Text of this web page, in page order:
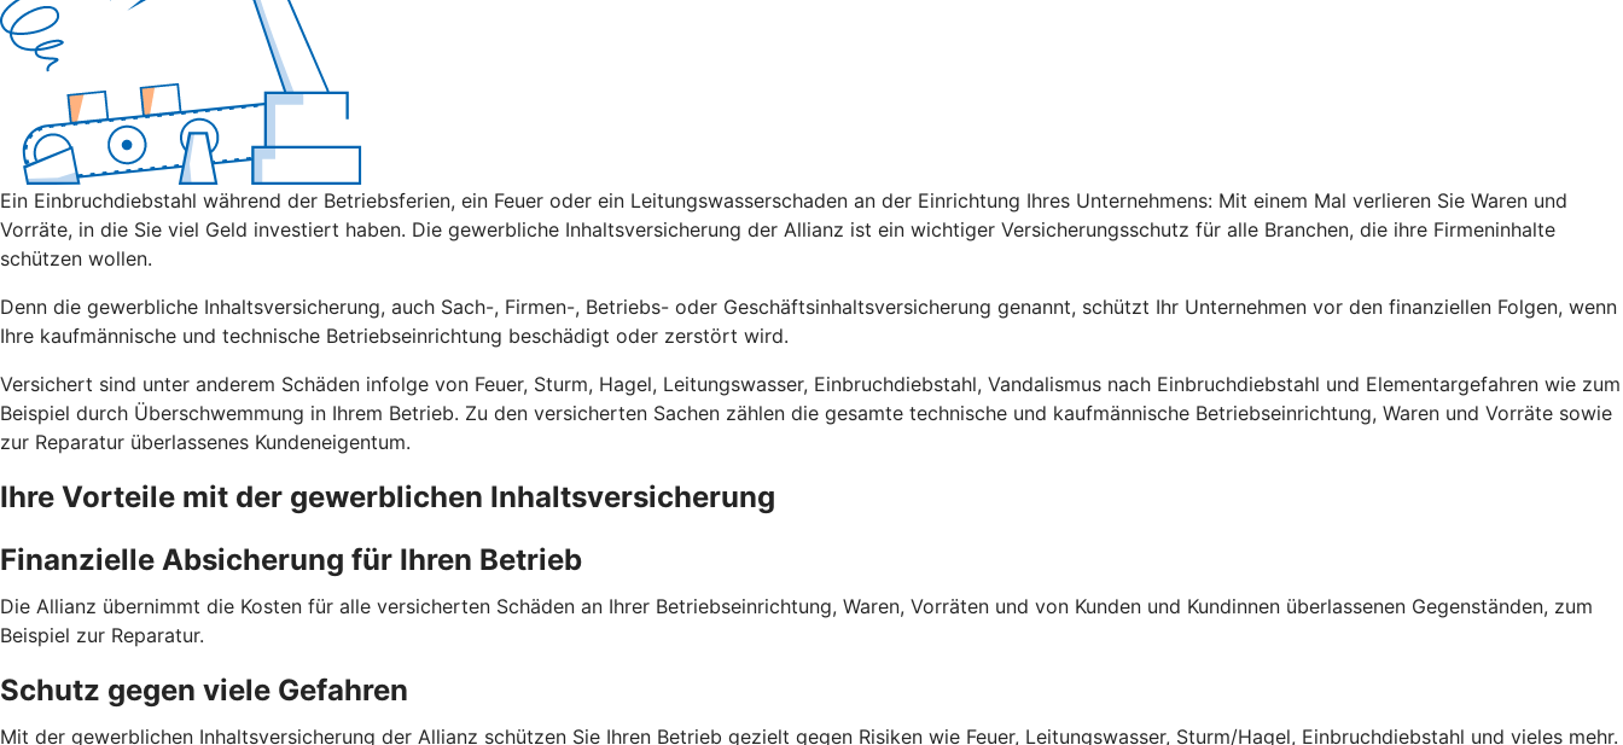
Ein Einbruch­diebstahl während der Betriebs­ferien, ein Feuer oder ein Leitungs­wasserschaden an der Einrichtung Ihres Unternehmens: Mit einem Mal verlieren Sie Waren und
Vorräte, in die Sie viel Geld investiert haben. Die gewerbliche Inhalts­versicherung der Allianz ist ein wichtiger Versicherungsschutz für alle Branchen, die ihre Firmeninhalte
schützen wollen.
Denn die gewerbliche Inhalts­versicherung, auch Sach-, Firmen-, Betriebs- oder Geschäfts­inhalts­versicherung genannt, schützt Ihr Unternehmen vor den finanziellen Folgen, wenn
Ihre kauf­männische und technische Betriebs­einrichtung beschädigt oder zerstört wird.
Versichert sind unter anderem Schäden infolge von Feuer, Sturm, Hagel, Leitungswasser, Einbruch­diebstahl, Vandalismus nach Einbruch­diebstahl und Elementar­gefahren wie zum
Beispiel durch Über­schwemmung in Ihrem Betrieb. Zu den versicherten Sachen zählen die gesamte technische und kauf­männische Betriebs­einrichtung, Waren und Vorräte sowie
zur Reparatur überlassenes Kunden­eigentum.
Ihre Vorteile mit der gewerblichen Inhalts­versicherung
Finanzielle Absicherung für Ihren Betrieb
Die Allianz übernimmt die Kosten für alle versicherten Schäden an Ihrer Betriebseinrichtung, Waren, Vorräten und von Kunden und Kundinnen überlassenen Gegenständen, zum
Beispiel zur Reparatur.
Schutz gegen viele Gefahren
Mit der gewerblichen Inhalts­versicherung der Allianz schützen Sie Ihren Betrieb gezielt gegen Risiken wie Feuer, Leitungswasser, Sturm/Hagel, Einbruchdiebstahl und vieles mehr.